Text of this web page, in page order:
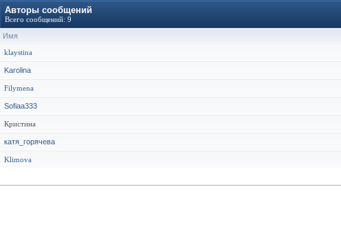
Авторы сообщений
Всего сообщений: 9
Имя
klaystina
Karolina
Filymena
Sofiaa333
Кристина
катя_горячева
Klimova